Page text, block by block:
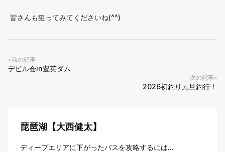
皆さんも狙ってみてくださいね(^^)
<前の記事
デビル会in豊英ダム
次の記事>
2026初釣り元旦釣行！
琵琶湖【大西健太】
ディープエリアに下がったバスを攻略するには…